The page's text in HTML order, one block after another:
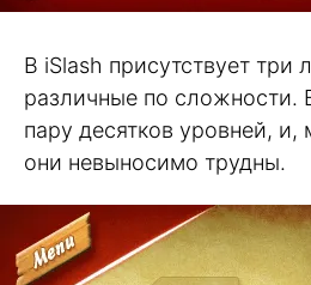
В iSlash присутствует три
различные по сложности.
пару десятков уровней, и,
они невыносимо трудны.